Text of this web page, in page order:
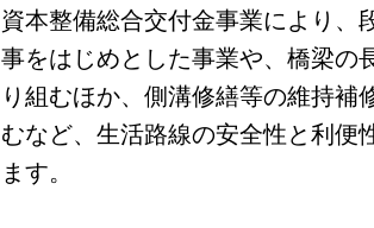
資本整備総合交付金事業により、
事をはじめとした事業や、橋梁の
り組むほか、側溝修繕等の維持補
むなど、生活路線の安全性と利便
ます。